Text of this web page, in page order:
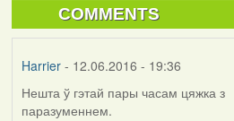
COMMENTS
Harrier- 12.06.2016 - 19:36
Нешта ў гэтай пары часам цяжка з
паразуменнем.